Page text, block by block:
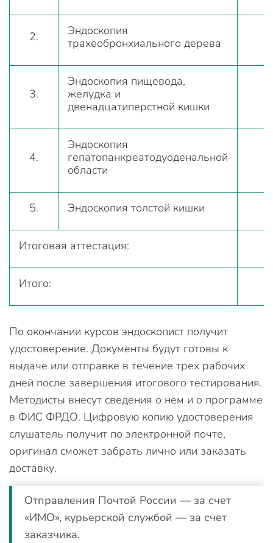
2.
Эндоскопия
трахеобронхиального дерева
3.
Эндоскопия пищевода,
желудка и
двенадцатиперстной кишки
4.
Эндоскопия
гепатопанкреатодуоденальной
области
5. Эндоскопия толстой кишки
Итоговая аттестация:
Итого:
По окончании курсов эндоскопист получит
удостоверение. Документы будут готовы к
выдаче или отправке в течение трех рабочих
дней после завершения итогового тестирования.
Методисты внесут сведения о нем и о программе
в ФИС ФРДО. Цифровую копию удостоверения
слушатель получит по электронной почте,
оригинал сможет забрать лично или заказать
доставку.
Отправления Почтой России — за счет
«ИМО», курьерской службой — за счет
заказчика.